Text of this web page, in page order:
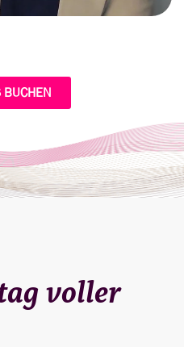
BUCHEN
voller